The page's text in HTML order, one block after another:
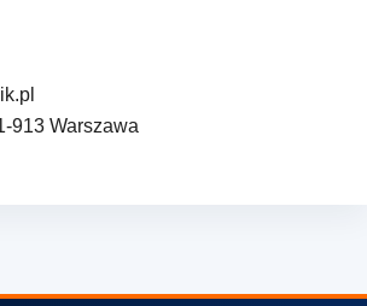
913 Warszawa